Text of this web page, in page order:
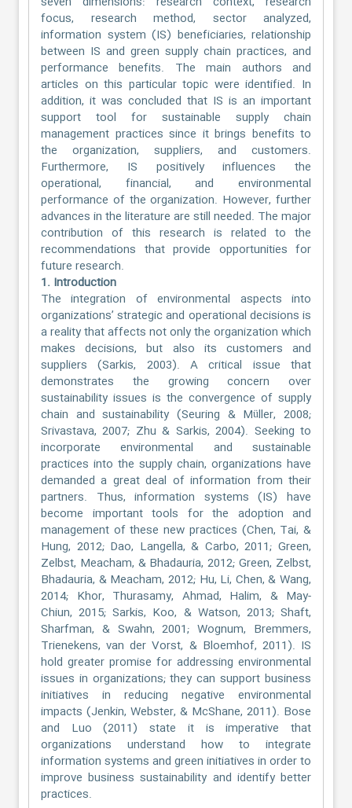
focus, research method, sector analyzed,
information system (IS) beneficiaries, relationship
between IS and green supply chain practices, and
performance benefits. The main authors and
articles on this particular topic were identified. In
addition, it was concluded that IS is an important
support tool for sustainable supply chain
management practices since it brings benefits to
the organization, suppliers, and customers.
Furthermore, IS positively influences the
operational, financial, and environmental
performance of the organization. However, further
advances in the literature are still needed. The major
contribution of this research is related to the
recommendations that provide opportunities for
future research.
1. Introduction
The integration of environmental aspects into
organizations’ strategic and operational decisions is
a reality that affects not only the organization which
makes decisions, but also its customers and
suppliers (Sarkis, 2003). A critical issue that
demonstrates the growing concern over
sustainability issues is the convergence of supply
chain and sustainability (Seuring & Müller, 2008;
Srivastava, 2007; Zhu & Sarkis, 2004). Seeking to
incorporate environmental and sustainable
practices into the supply chain, organizations have
demanded a great deal of information from their
partners. Thus, information systems (IS) have
become important tools for the adoption and
management of these new practices (Chen, Tai, &
Hung, 2012; Dao, Langella, & Carbo, 2011; Green,
Zelbst, Meacham, & Bhadauria, 2012; Green, Zelbst,
Bhadauria, & Meacham, 2012; Hu, Li, Chen, & Wang,
2014; Khor, Thurasamy, Ahmad, Halim, & May-
Chiun, 2015; Sarkis, Koo, & Watson, 2013; Shaft,
Sharfman, & Swahn, 2001; Wognum, Bremmers,
Trienekens, van der Vorst, & Bloemhof, 2011). IS
hold greater promise for addressing environmental
issues in organizations; they can support business
initiatives in reducing negative environmental
impacts (Jenkin, Webster, & McShane, 2011). Bose
and Luo (2011) state it is imperative that
organizations understand how to integrate
information systems and green initiatives in order to
improve business sustainability and identify better
practices.